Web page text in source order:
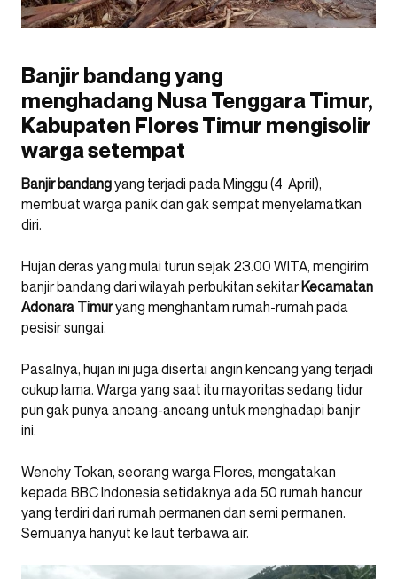
Banjir bandang yang
menghadang Nusa Tenggara Timur,
Kabupaten Flores Timur mengisolir
warga setempat
Banjir bandangyang terjadi pada Minggu (4 April),
membuat warga panik dan gak sempat menyelamatkan
diri.
Hujan deras yang mulai turun sejak 23.00 WITA, mengirim
banjir bandang dari wilayah perbukitan sekitar Kecamatan
Adonara Timuryang menghantam rumah-rumah pada
pesisir sungai.
Pasalnya, hujan ini juga disertai angin kencang yang terjadi
cukup lama. Warga yang saat itu mayoritas sedang tidur
pun gak punya ancang-ancang untuk menghadapi banjir
ini.
Wenchy Tokan, seorang warga Flores, mengatakan
kepada BBC Indonesia setidaknya ada 50 rumah hancur
yang terdiri dari rumah permanen dan semi permanen.
Semuanya hanyut ke laut terbawa air.